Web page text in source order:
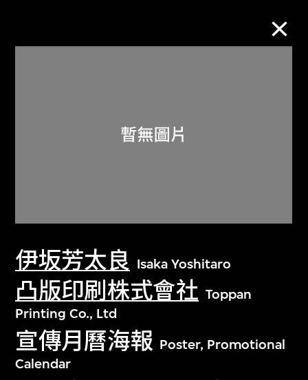
伊坂芳太良 Isaka Yoshitaro
凸版印刷株式會社 Toppan
Printing Co., Ltd
宣傳月曆海報 Poster, Promotional
Calendar
關於M+藏品
探索世界頂級的二十及二十一世紀視覺
文化藏品。